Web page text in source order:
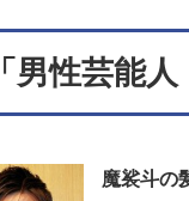
「男性芸能
魔裟斗の